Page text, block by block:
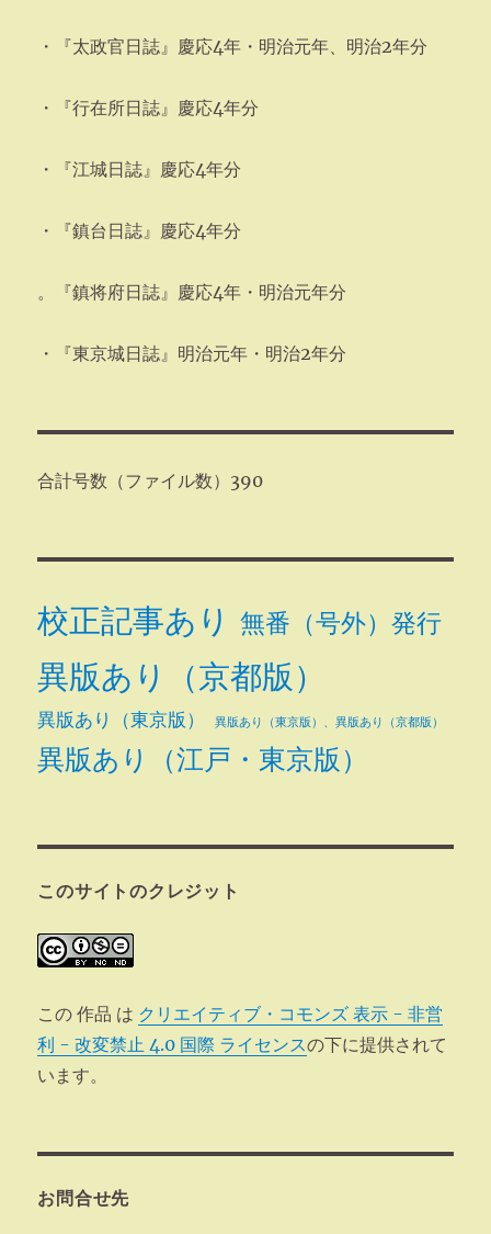
・『太政官日誌』慶応4年・明治元年、明治2年分
・『行在所日誌』慶応4年分
・『江城日誌』慶応4年分
・『鎮台日誌』慶応4年分
。『鎮将府日誌』慶応4年・明治元年分
・『東京城日誌』明治元年・明治2年分
合計号数（ファイル数）390
校正記事あり 無番（号外）発行
異版あり（京都版）
異版あり（東京版） 異版あり（東京版）、異版あり（京都版）
異版あり（江戸・東京版）
このサイトのクレジット
この 作品 は クリエイティブ・コモンズ 表示 - 非営
利 - 改変禁止 4.0 国際 ライセンスの下に提供されて
います。
お問合せ先